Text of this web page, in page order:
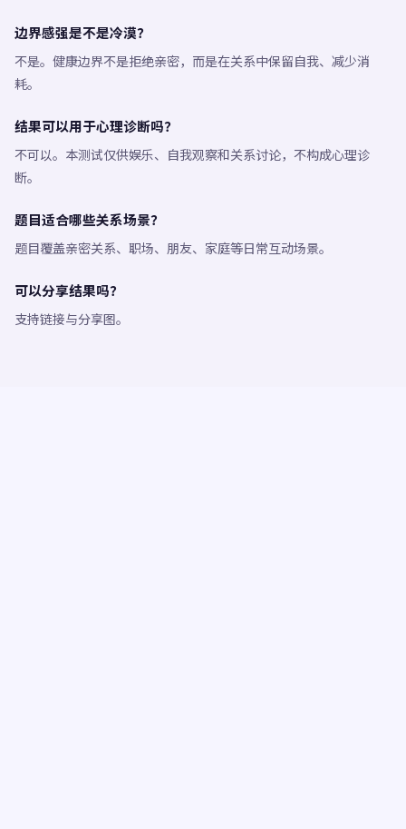
边界感强是不是冷漠？
不是。健康边界不是拒绝亲密，而是在关系中保留自我、减少消
耗。
结果可以用于心理诊断吗？
不可以。本测试仅供娱乐、自我观察和关系讨论，不构成心理诊
断。
题目适合哪些关系场景？
题目覆盖亲密关系、职场、朋友、家庭等日常互动场景。
可以分享结果吗？
支持链接与分享图。